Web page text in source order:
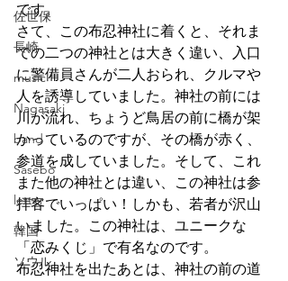
佐世保
長崎
music
Nagasaki
band
Sasebo
letter
韓国
ソウル
です。
さて、この布忍神社に着くと、それま
での二つの神社とは大きく違い、入口
に警備員さんが二人おられ、クルマや
人を誘導していました。神社の前には
川が流れ、ちょうど鳥居の前に橋が架
かっているのですが、その橋が赤く、
参道を成していました。そして、これ
また他の神社とは違い、この神社は参
拝客でいっぱい！しかも、若者が沢山
いました。この神社は、ユニークな
「恋みくじ」で有名なのです。
布忍神社を出たあとは、神社の前の道